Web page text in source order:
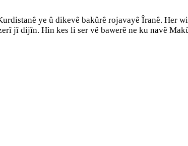
ye û dikevê bakûrê rojavayê Îranê. Her
jî dijîn. Hin kes li ser vê bawerê ne ku navê